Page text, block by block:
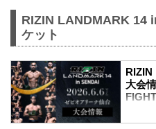
RIZIN LANDMARK 14
ケット
大会